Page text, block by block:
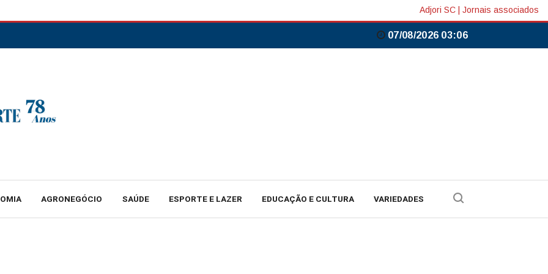
Adjori SC Jornais associados
07/08/2026 03:06
AGRONEGÓCIO SAÚDE ESPORTE E LAZER EDUCAÇÃO E CULTURA VARIEDADES